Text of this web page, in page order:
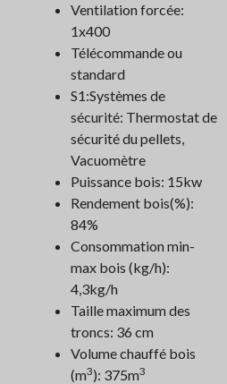
Ventilation forcée:
1x400
Télécommande ou
standard
S1:Systèmes de
sécurité: Thermostat de
sécurité du pellets,
Vacuomètre
Puissance bois: 15kw
Rendement bois(%):
84%
Consommation min-
max bois (kg/h):
4,3kg/h
Taille maximum des
troncs: 36 cm
Volume chauffé bois
(m3): 375m3